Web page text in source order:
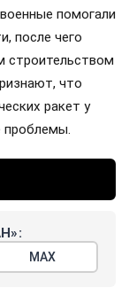
помогали
после чего
строительством
что
ракет у
проблемы.
МАХ